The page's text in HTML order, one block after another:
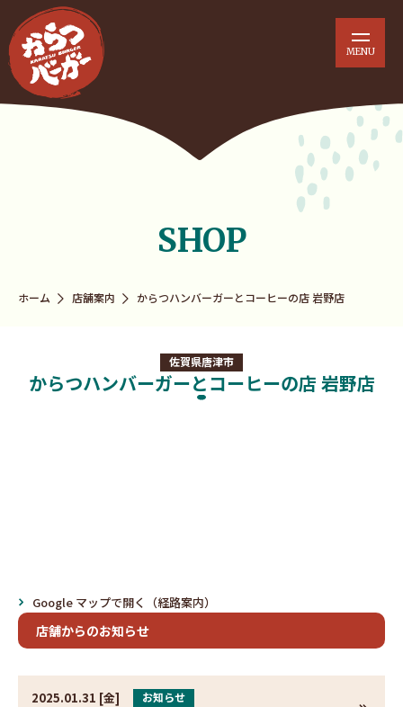
SHOP
ホーム 店舗案内 からつハンバーガーとコーヒーの店 岩野店
佐賀県唐津市
からつハンバーガーとコーヒーの店 岩野店
Google マップで開く（経路案内）
店舗からのお知らせ
2025.01.31 [金] お知らせ